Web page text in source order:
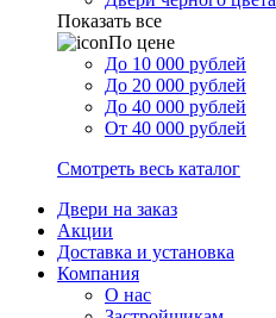
Показать все
По цене
До 10 000 рублей
До 20 000 рублей
До 40 000 рублей
От 40 000 рублей
Смотреть весь каталог
Двери на заказ
Акции
Доставка и установка
Компания
О нас